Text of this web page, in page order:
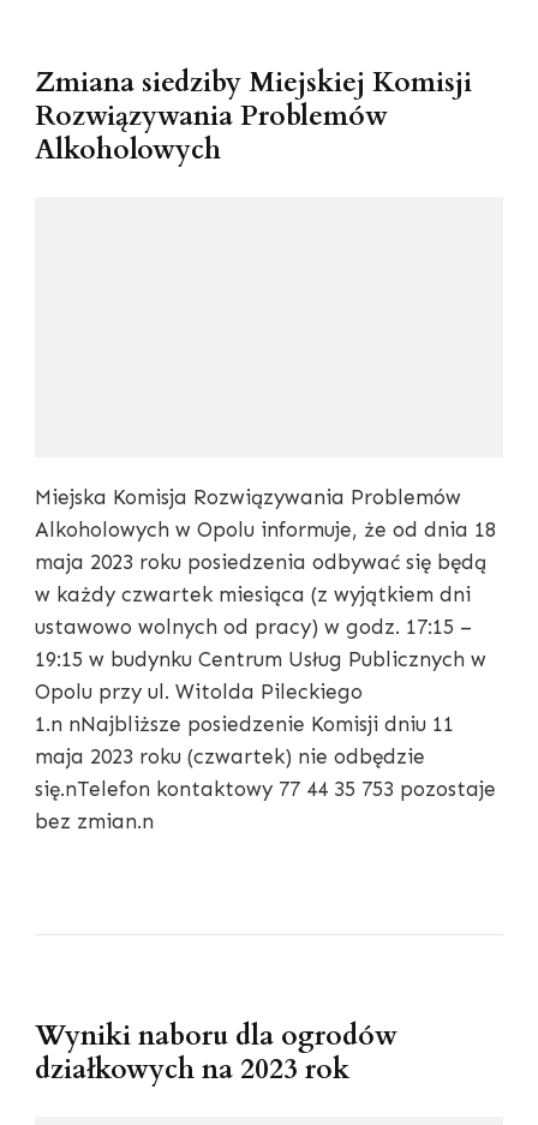
Zmiana siedziby Miejskiej Komisji
Rozwiązywania Problemów
Alkoholowych
Miejska Komisja Rozwiązywania Problemów
Alkoholowych w Opolu informuje, że od dnia 18
maja 2023 roku posiedzenia odbywać się będą
w każdy czwartek miesiąca (z wyjątkiem dni
ustawowo wolnych od pracy) w godz. 17:15 –
19:15 w budynku Centrum Usług Publicznych w
Opolu przy ul. Witolda Pileckiego
1.n nNajbliższe posiedzenie Komisji dniu 11
maja 2023 roku (czwartek) nie odbędzie
się.nTelefon kontaktowy 77 44 35 753 pozostaje
bez zmian.n
Wyniki naboru dla ogrodów
działkowych na 2023 rok